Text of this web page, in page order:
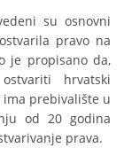
su osnovni
pravo na
je propisano da,
hrvatski
prebivalište u
od 20 godina
prava.